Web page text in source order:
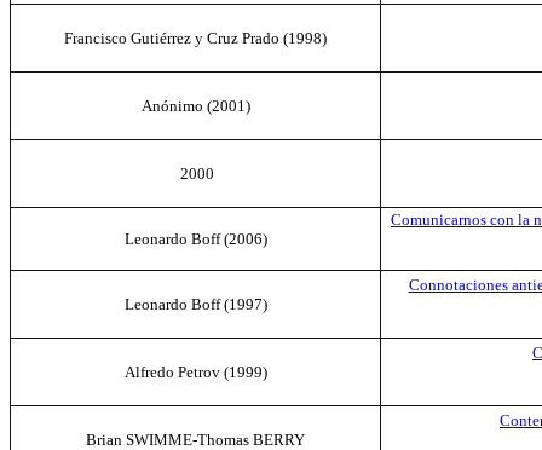
Francisco Gutiérrez y Cruz Prado (1998)
Anónimo (2001)
2000
Leonardo Boff(2006)
Comunicarnos con la
Leonardo Boff (1997)
Connotaciones
Alfredo Petrov(1999)
Brian SWIMME-Thomas BERRY